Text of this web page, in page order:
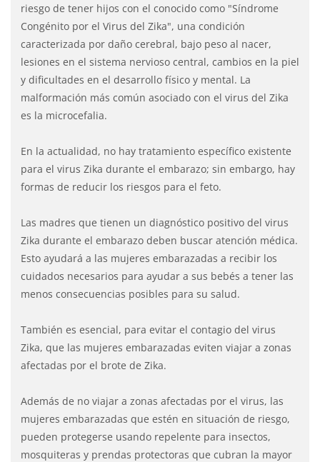
riesgo de tener hijos con el conocido como "Síndrome
Congénito por el Virus del Zika", una condición
caracterizada por daño cerebral, bajo peso al nacer,
lesiones en el sistema nervioso central, cambios en la piel
y dificultades en el desarrollo físico y mental. La
malformación más común asociado con el virus del Zika
es la microcefalia.
En la actualidad, no hay tratamiento específico existente
para el virus Zika durante el embarazo; sin embargo, hay
formas de reducir los riesgos para el feto.
Las madres que tienen un diagnóstico positivo del virus
Zika durante el embarazo deben buscar atención médica.
Esto ayudará a las mujeres embarazadas a recibir los
cuidados necesarios para ayudar a sus bebés a tener las
menos consecuencias posibles para su salud.
También es esencial, para evitar el contagio del virus
Zika, que las mujeres embarazadas eviten viajar a zonas
afectadas por el brote de Zika.
Además de no viajar a zonas afectadas por el virus, las
mujeres embarazadas que estén en situación de riesgo,
pueden protegerse usando repelente para insectos,
mosquiteras y prendas protectoras que cubran la mayor